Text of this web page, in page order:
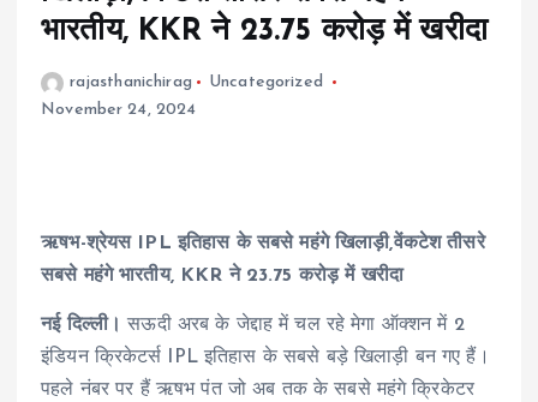
भारतीय, KKR ने 23.75 करोड़ में खरीदा
rajasthanichirag
Uncategorized
November 24, 2024
ऋषभ-श्रेयस IPL इतिहास के सबसे महंगे खिलाड़ी,वेंकटेश तीसरे
सबसे महंगे भारतीय, KKR ने 23.75 करोड़ में खरीदा
नई दिल्ली। सऊदी अरब के जेद्दाह में चल रहे मेगा ऑक्शन में 2
इंडियन क्रिकेटर्स IPL इतिहास के सबसे बड़े खिलाड़ी बन गए हैं।
पहले नंबर पर हैं ऋषभ पंत जो अब तक के सबसे महंगे क्रिकेटर